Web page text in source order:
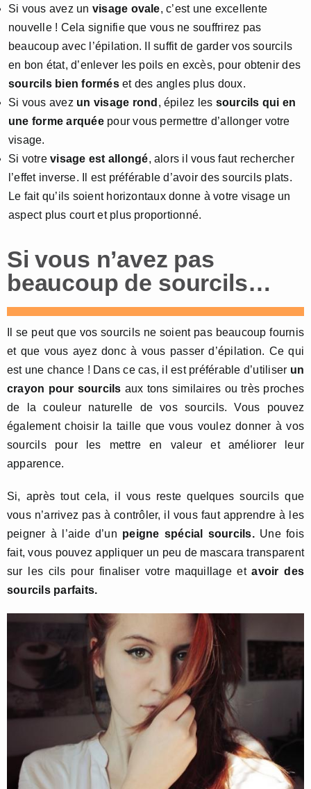
Si vous avez un visage ovale, c’est une excellente
nouvelle ! Cela signifie que vous ne souffrirez pas
beaucoup avec l’épilation. Il suffit de garder vos sourcils
en bon état, d’enlever les poils en excès, pour obtenir des
sourcils bien forméset des angles plus doux.
Si vous avez un visage rond , épilez les sourcils qui en
une forme arquéepour vous permettre d’allonger votre
visage.
Si votrevisage est allongé, alors il vous faut rechercher
l’effet inverse. Il est préférable d’avoir des sourcils plats.
Le fait qu’ils soient horizontaux donne à votre visage un
aspect plus court et plus proportionné.
Si vous n’avez pas
beaucoup de sourcils…
Il se peut que vos sourcils ne soient pas beaucoup fournis
et que vous ayez donc à vous passer d’épilation. Ce qui
est une chance ! Dans ce cas, il est préférable d’utiliser un
crayon pour sourcils aux tons similaires ou très proches
de la couleur naturelle de vos sourcils. Vous pouvez
également choisir la taille que vous voulez donner à vos
sourcils pour les mettre en valeur et améliorer leur
apparence.
Si, après tout cela, il vous reste quelques sourcils que
vous n’arrivez pas à contrôler, il vous faut apprendre à les
peigner à l’aide d’un peigne spécial sourcils. Une fois
fait, vous pouvez appliquer un peu de mascara transparent
sur les cils pour finaliser votre maquillage etavoir des
sourcils parfaits.